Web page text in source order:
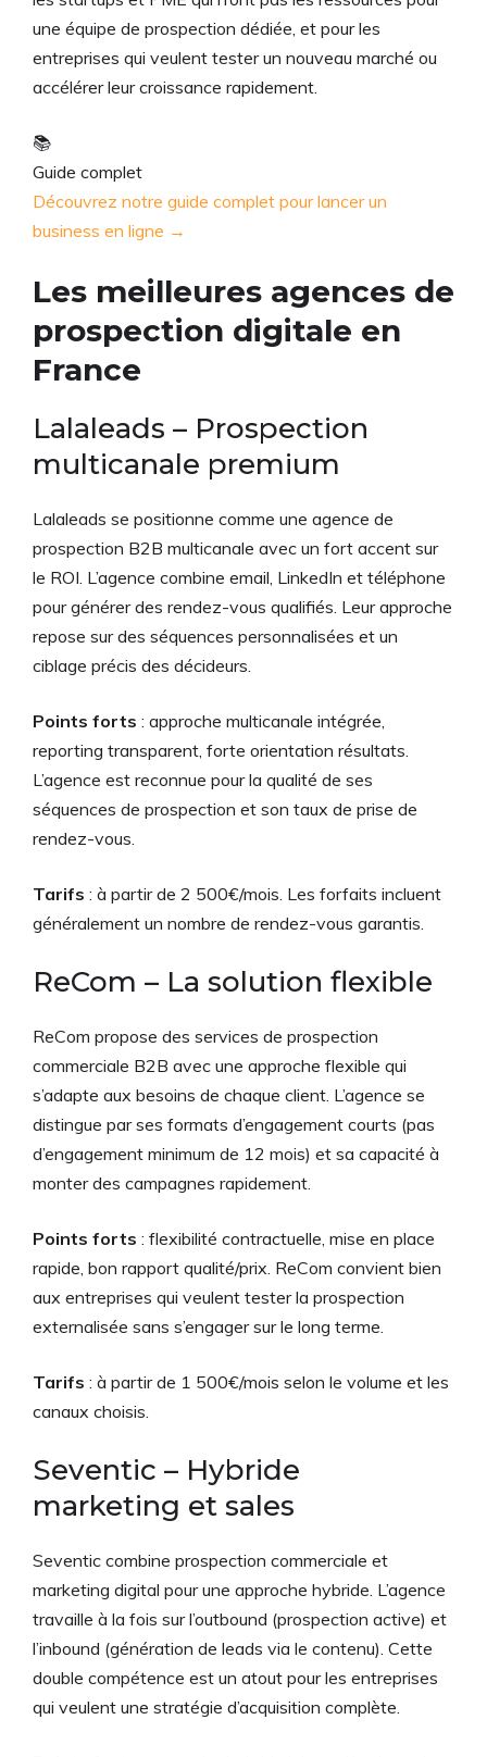
une équipe de prospection dédiée, et pour les
entreprises qui veulent tester un nouveau marché ou
accélérer leur croissance rapidement.
📚
Guide complet
Découvrez notre guide complet pour lancer un
business en ligne →
Les meilleures agences de
prospection digitale en
France
Lalaleads – Prospection
multicanale premium
Lalaleads se positionne comme une agence de
prospection B2B multicanale avec un fort accent sur
le ROI. L’agence combine email, LinkedIn et téléphone
pour générer des rendez-vous qualifiés. Leur approche
repose sur des séquences personnalisées et un
ciblage précis des décideurs.
Points forts : approche multicanale intégrée,
reporting transparent, forte orientation résultats.
L’agence est reconnue pour la qualité de ses
séquences de prospection et son taux de prise de
rendez-vous.
Tarifs : à partir de 2 500€/mois. Les forfaits incluent
généralement un nombre de rendez-vous garantis.
ReCom – La solution flexible
ReCom propose des services de prospection
commerciale B2B avec une approche flexible qui
s’adapte aux besoins de chaque client. L’agence se
distingue par ses formats d’engagement courts (pas
d’engagement minimum de 12 mois) et sa capacité à
monter des campagnes rapidement.
Points forts : flexibilité contractuelle, mise en place
rapide, bon rapport qualité/prix. ReCom convient bien
aux entreprises qui veulent tester la prospection
externalisée sans s’engager sur le long terme.
Tarifs : à partir de 1 500€/mois selon le volume et les
canaux choisis.
Seventic – Hybride
marketing et sales
Seventic combine prospection commerciale et
marketing digital pour une approche hybride. L’agence
travaille à la fois sur l’outbound (prospection active) et
l’inbound (génération de leads via le contenu). Cette
double compétence est un atout pour les entreprises
qui veulent une stratégie d’acquisition complète.